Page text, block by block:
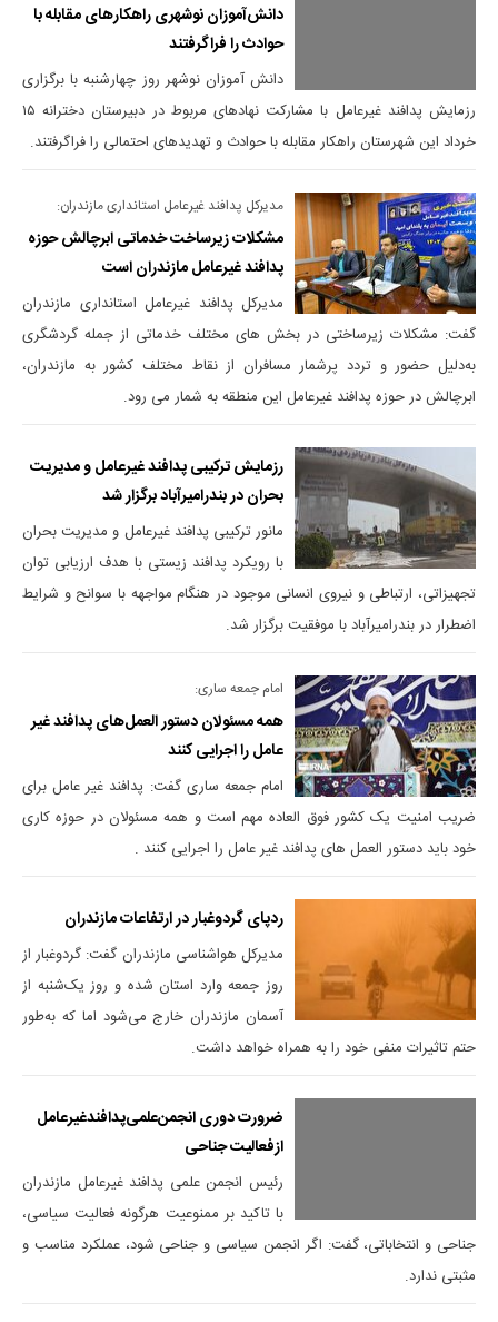
دانش‌آموزان نوشهری راهکارهای مقابله با
حوادث را فراگرفتند
دانش آموزان نوشهر روز چهارشنبه با برگزاری
رزمایش پدافند غیرعامل با مشارکت نهادهای مربوط در دبیرستان دخترانه ۱۵
خرداد این شهرستان راهکار مقابله با حوادث و تهدیدهای احتمالی را فراگرفتند.
مدیرکل پدافند غیرعامل استانداری مازندران:
مشکلات زیرساخت خدماتی ابرچالش حوزه
پدافند غیرعامل مازندران است
مدیرکل پدافند غیرعامل استانداری مازندران
گفت: مشکلات زیرساختی در بخش های مختلف خدماتی از جمله گردشگری
به‌دلیل حضور و تردد پرشمار مسافران از نقاط مختلف کشور به مازندران،
ابرچالش در حوزه پدافند غیرعامل این منطقه به شمار می رود.
رزمایش ترکیبی پدافند غیرعامل و مدیریت
بحران در بندرامیرآباد برگزار شد
مانور ترکیبی پدافند غیرعامل و مدیریت بحران
با رویکرد پدافند زیستی با هدف ارزیابی توان
تجهیزاتی، ارتباطی و نیروی انسانی موجود در هنگام مواجهه با سوانح و شرایط
اضطرار در بندرامیرآباد با موفقیت برگزار شد.
امام جمعه ساری:
همه مسئولان دستور العمل‌های پدافند غیر
عامل را اجرایی کنند
امام جمعه ساری گفت: پدافند غیر عامل برای
ضریب امنیت یک کشور فوق العاده مهم است و همه مسئولان در حوزه کاری
خود باید دستور العمل های پدافند غیر عامل را اجرایی کنند .
ردپای گردوغبار در ارتفاعات مازندران
مدیرکل هواشناسی مازندران گفت: گردوغبار از
روز جمعه وارد استان شده و روز یک‌شنبه از
آسمان مازندران خارج می‌شود اما که به‌طور
حتم تاثیرات منفی خود را به همراه خواهد داشت.
ضرورت دوری انجمن‌علمی‌پدافندغیرعامل
ازفعالیت‌ جناحی
رئیس انجمن علمی پدافند غیرعامل مازندران
با تاکید بر ممنوعیت هرگونه فعالیت سیاسی،
جناحی و انتخاباتی، گفت: اگر انجمن سیاسی و جناحی شود، عملکرد مناسب و
مثبتی ندارد.